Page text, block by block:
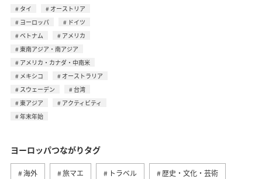
タイ
オーストリア
ヨーロッパ
ドイツ
ベトナム
アメリカ
東南アジア・南アジア
アメリカ・カナダ・中南米
メキシコ
オーストラリア
スウェーデン
台湾
東アジア
アクティビティ
年末年始
ヨーロッパつながりタグ
海外 旅マエ トラベル 歴史・文化・芸術